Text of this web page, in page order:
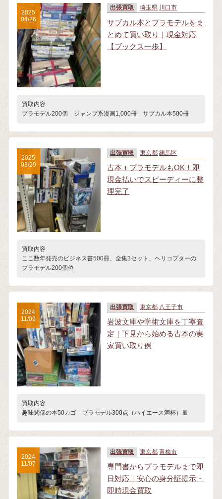
出張買取 埼玉県 川口市
サブカル本とプラモデルをま
とめて買い取り｜現金対応
【ブックス一歩】
買取内容
プラモデル200個 ジャンプ系漫画1,000冊 サブカル本500冊
2025
04/26
出張買取 東京都 練馬区
古本＋プラモデルもOK！即
現金払いでスピーディーに整
理完了
買取内容
ここ数年発売のビジネス書500冊、全集3セット、ヘリコプターの
プラモデル200個位
2025
03/29
出張買取 東京都 八王子市
岩波文庫や学術文庫を丁寧査
定｜下見から始める古本の実
家買い取り例
買取内容
趣味関係の本50カゴ プラモデル300点（ハイエース満杯）量
2024
11/09
出張買取 東京都 青梅市
専門書からプラモデルまで即
日対応｜安心の身分証提示・
即時現金買取
2024
11/07